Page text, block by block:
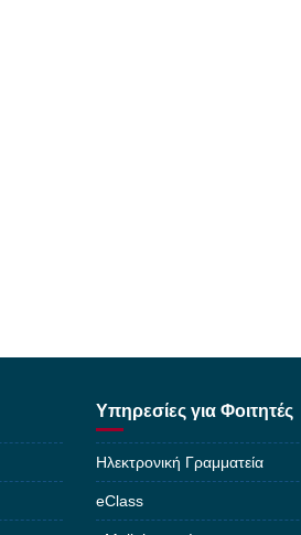
Υπηρεσίες για Φοιτητές
Ηλεκτρονική Γραμματεία
eClass